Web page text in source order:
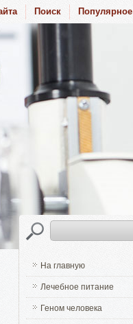
Поиск Популярное
На главную
Лечебное питание
Геном человека